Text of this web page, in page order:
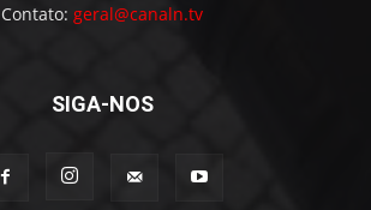
Contato: geral@canaln.tv
SIGA-NOS